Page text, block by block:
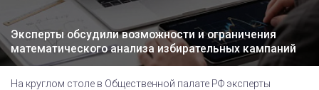
Эксперты обсудили возможности и ограничения
математического анализа избирательных кампаний
На круглом столе в Общественной палате РФ эксперты